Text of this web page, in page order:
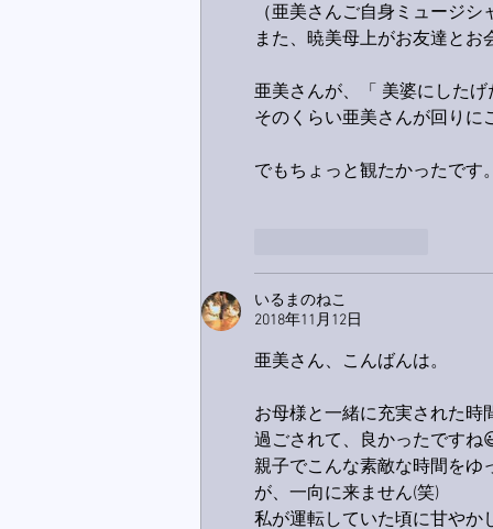
（亜美さんご自身ミュージ
また、暁美母上がお友達と
亜美さんが、「 美婆にした
そのくらい亜美さんが回りに
でもちょっと観たかったで
いるまのねこ
2018年11月12日
亜美さん、こんばんは。
お母様と一緒に充実された時
過ごされて、良かったですね
親子でこんな素敵な時間をゆ
が、一向に来ません(笑)
私が運転していた頃に甘やか